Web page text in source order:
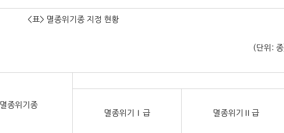
<표> 멸종위기종 지정 현황
(단위:
멸종위기종
멸종위기Ⅰ급
멸종위기Ⅱ급